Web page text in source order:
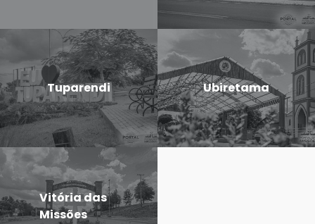
Tuparendi Ubiretama
Vitória das
Missões